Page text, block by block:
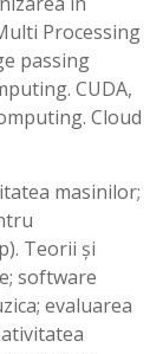
Processing
passing
CUDA,
Cloud
masinilor;
Teorii și
software
evaluarea